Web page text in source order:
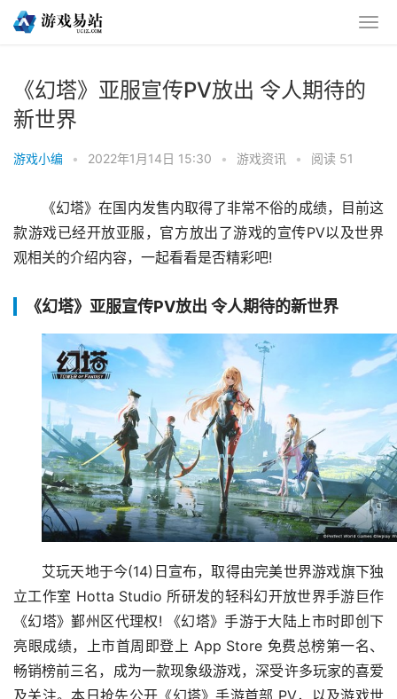
《幻塔》亚服宣传PV放出 令人期待的
新世界
游戏小编 • 2022年1月14日 15:30 • 游戏资讯 • 阅读 51
《幻塔》在国内发售内取得了非常不俗的成绩，目前这
款游戏已经开放亚服，官方放出了游戏的宣传PV以及世界
观相关的介绍内容，一起看看是否精彩吧!
《幻塔》亚服宣传PV放出 令人期待的新世界
艾玩天地于今(14)日宣布，取得由完美世界游戏旗下独
立工作室 Hotta Studio 所研发的轻科幻开放世界手游巨作
《幻塔》鄞州区代理权! 《幻塔》手游于大陆上市时即创下
亮眼成绩，上市首周即登上 App Store 免费总榜第一名、
畅销榜前三名，成为一款现象级游戏，深受许多玩家的喜爱